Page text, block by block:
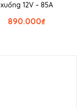
xuống 12V – 85A
₫
890.000